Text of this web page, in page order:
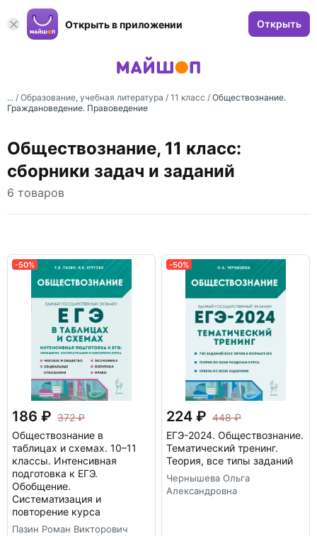
Открыть в приложении Открыть
... / Образование, учебная литература / 11 класс / Обществознание.
Граждановедение. Правоведение
Обществознание, 11 класс:
сборники задач и заданий
6 товаров
-50%
186
372
Обществознание в
таблицах и схемах. 10–11
классы. Интенсивная
подготовка к ЕГЭ.
Обобщение.
Систематизация и
повторение курса
Пазин Роман Викторович
-50%
224
448
ЕГЭ-2024. Обществознание.
Тематический тренинг.
Теория, все типы заданий
Чернышева Ольга
Александровна